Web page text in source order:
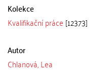
Kolekce
Kvalifikační práce [12373]
Autor
Chlanová, Lea